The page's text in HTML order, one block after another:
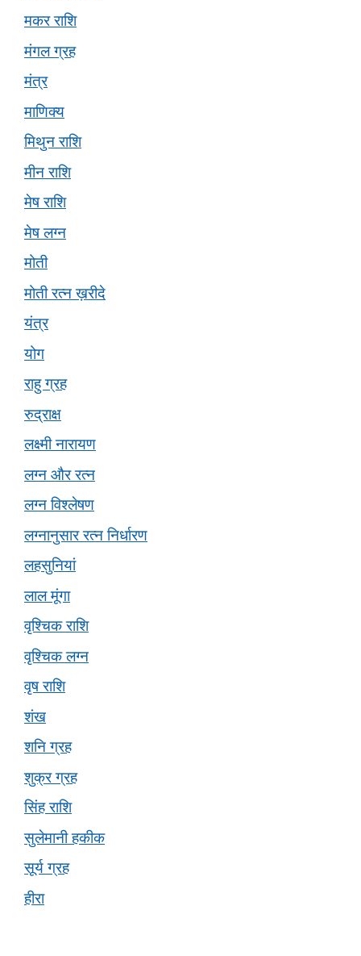
मकर राशि
मंगल ग्रह
मंत्र
माणिक्य
मिथुन राशि
मीन राशि
मेष राशि
मेष लग्न
मोती
मोती रत्न ख़रीदे
यंत्र
योग
राहु ग्रह
रुद्राक्ष
लक्ष्मी नारायण
लग्न और रत्न
लग्न विश्लेषण
लग्नानुसार रत्न निर्धारण
लहसुनियां
लाल मूंगा
वृश्चिक राशि
वृश्चिक लग्न
वृष राशि
शंख
शनि ग्रह
शुक्र ग्रह
सिंह राशि
सुलेमानी हकीक
सूर्य ग्रह
हीरा